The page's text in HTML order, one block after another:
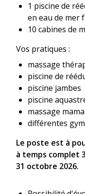
1 piscine de
en eau de mer
10 cabines de
Vos pratiques :
massage
piscine de
piscine jambes
piscine
massage
différentes
Le poste est à
à temps complet
31 octobre 2026.